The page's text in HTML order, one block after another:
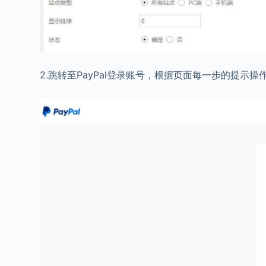
2.跳转至PayPal登录账号，根据页面每一步的提示操